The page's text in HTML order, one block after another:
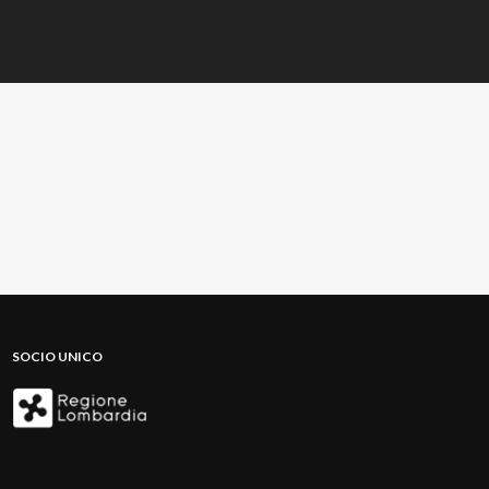
SOCIO UNICO